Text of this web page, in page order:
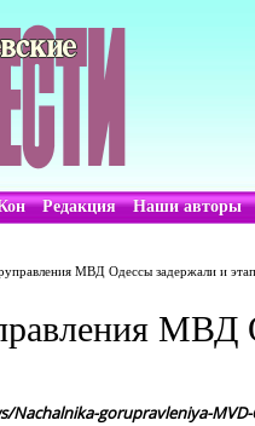
Редакция Наши авторы
МВД Одессы задержали и
МВД
gorupravleniya-